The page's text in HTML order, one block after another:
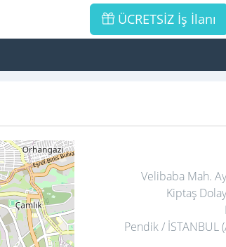
ÜCRETSİZ İş İlanı
Velibaba Mah.
Kiptaş
Pendik / İSTANBUL